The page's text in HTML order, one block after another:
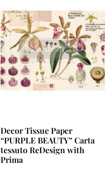
Decor Tissue Paper
“PURPLE BEAUTY” Carta
tessuto ReDesign with
Prima